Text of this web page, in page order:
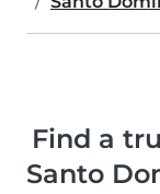
Find a
Santo